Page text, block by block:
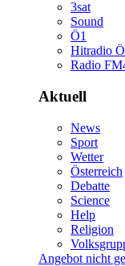
3sat
Sound
Ö1
Aktuell
News
Sport
Wetter
Österreich
Debatte
Science
Help
Religion